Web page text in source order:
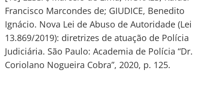
Francisco Marcondes de; GIUDICE, Benedito
Ignácio. Nova Lei de Abuso de Autoridade (Lei
13.869/2019): diretrizes de atuação de Polícia
Judiciária. São Paulo: Academia de Polícia “Dr.
Coriolano Nogueira Cobra”, 2020, p. 125.